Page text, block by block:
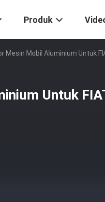
Produk
Mesin Mobil Aluminium Untuk
Untuk